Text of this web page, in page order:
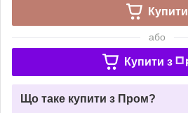
Купити
або
Купити з
Що таке купити з Пром?